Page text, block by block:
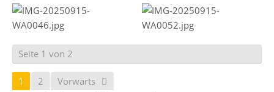
Seite 1 von 2
1 2 Vorwärts